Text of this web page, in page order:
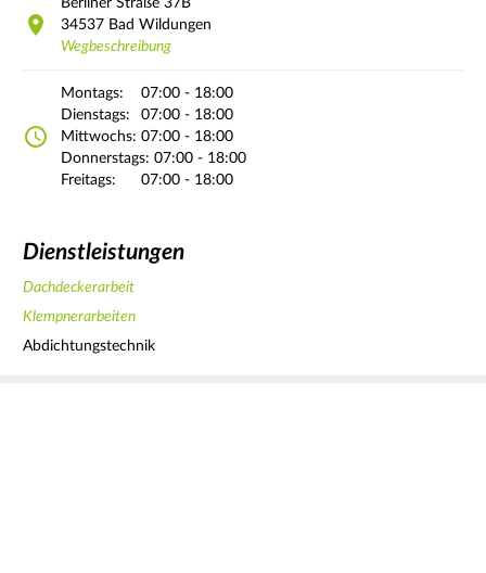
34537 Bad Wildungen
Wegbeschreibung
Montags:
07:00 - 18:00
Dienstags:
07:00 - 18:00
Mittwochs: 07:00 - 18:00
Donnerstags: 07:00 - 18:00
Freitags:
07:00 - 18:00
Dienstleistungen
Dachdeckerarbeit
Klempnerarbeiten
Abdichtungstechnik